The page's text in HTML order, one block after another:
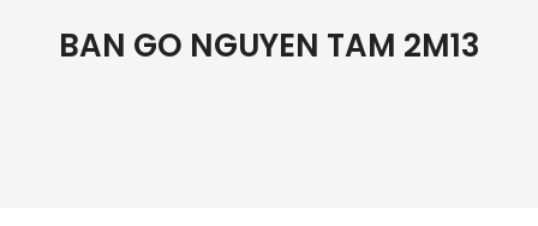
BAN GO NGUYEN TAM 2M13